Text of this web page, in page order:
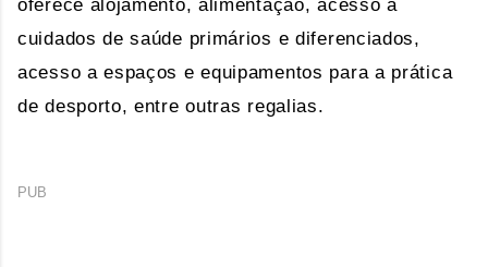
oferece alojamento, alimentação, acesso a
cuidados de saúde primários e diferenciados,
acesso a espaços e equipamentos para a prática
de desporto, entre outras regalias.
PUB